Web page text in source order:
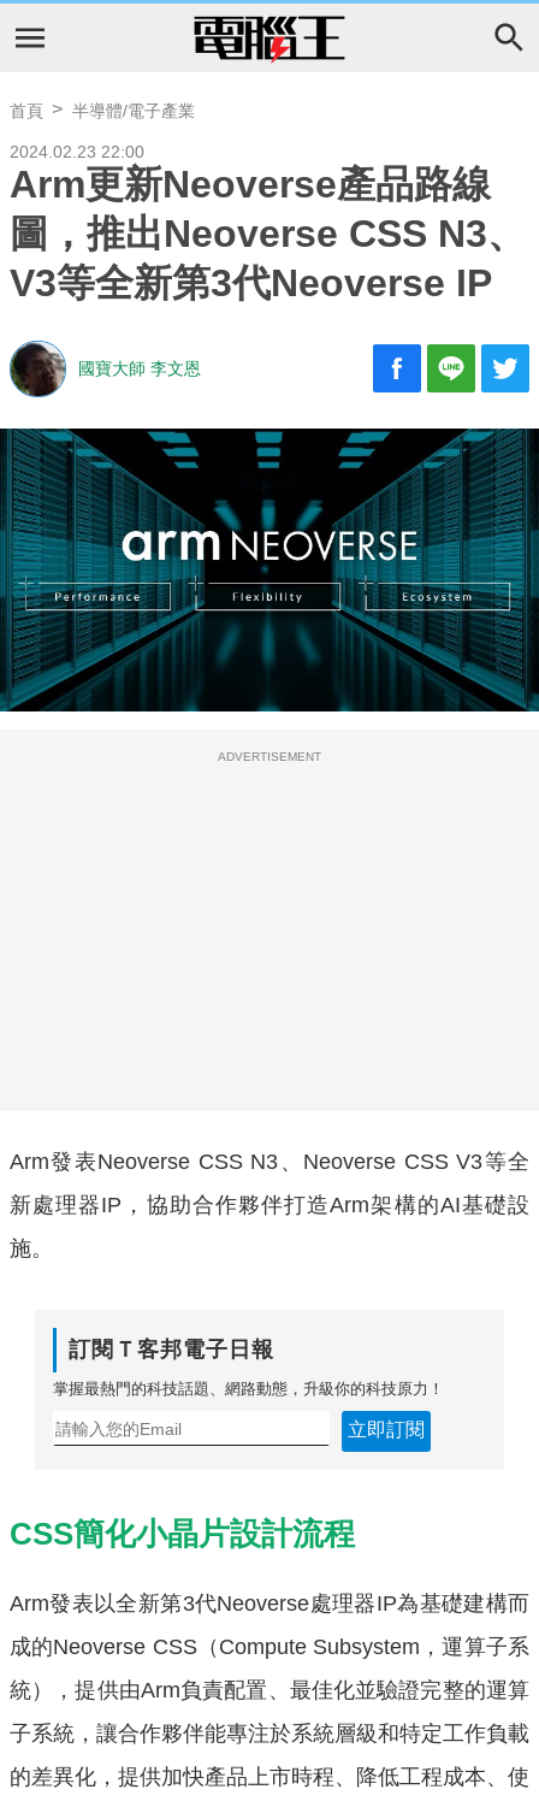
首頁 半導體/電子產業
2024.02.23 22:00
Arm更新Neoverse產品路線
圖，推出Neoverse CSS N3、
V3等全新第3代Neoverse IP
國寶大師 李文恩
ADVERTISEMENT
Arm發表Neoverse CSS N3、Neoverse CSS V3等全
新處理器IP，協助合作夥伴打造Arm架構的AI基礎設
施。
訂閱Ｔ客邦電子日報
掌握最熱門的科技話題、網路動態，升級你的科技原力！
立即訂閱
CSS簡化小晶片設計流程
Arm發表以全新第3代Neoverse處理器IP為基礎建構而
成的Neoverse CSS（Compute Subsystem，運算子系
統），提供由Arm負責配置、最佳化並驗證完整的運算
子系統，讓合作夥伴能專注於系統層級和特定工作負載
的差異化，提供加快產品上市時程、降低工程成本、使